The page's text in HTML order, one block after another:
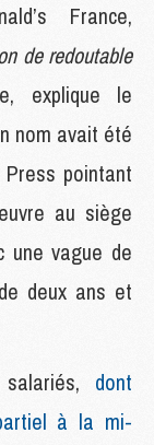
France,
de redoutable
explique le
nom avait été
pointant
au siège
une vague de
deux ans et
dont
à la mi-